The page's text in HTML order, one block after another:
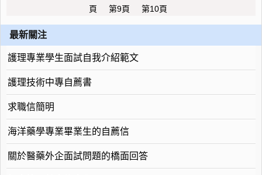
頁
第9頁 第10頁
最新關注
護理專業學生面試自我介紹範文
護理技術中專自薦書
求職信簡明
海洋藥學專業畢業生的自薦信
關於醫藥外企面試問題的橋面回答